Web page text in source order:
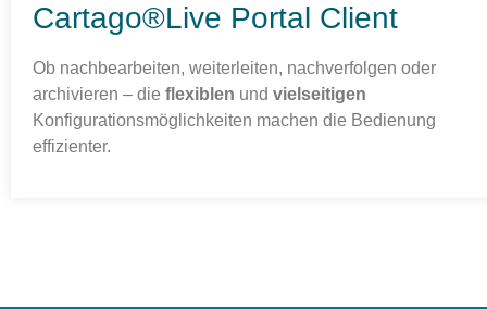
Cartago®Live Portal Client
Ob nachbearbeiten, weiterleiten, nachverfolgen oder
archivieren – die flexiblen und vielseitigen
Konfigurationsmöglichkeiten machen die Bedienung
effizienter.